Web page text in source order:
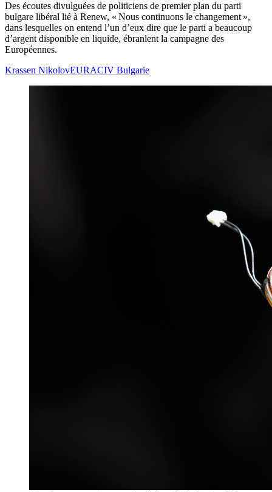
Des écoutes divulguées de politiciens de premier plan du parti
bulgare libéral lié à Renew, « Nous continuons le changement »,
dans lesquelles on entend l’un d’eux dire que le parti a beaucoup
d’argent disponible en liquide, ébranlent la campagne des
Européennes.
Krassen NikolovEURACIV Bulgarie